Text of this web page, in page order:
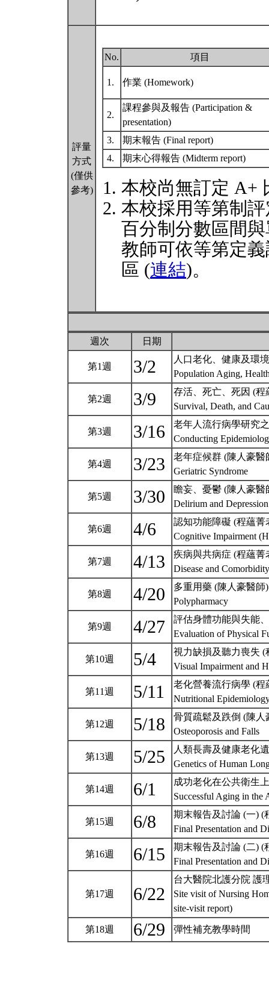
評量
方式
(僅供
參考)
No. 項目
1. 作業 (Homework)
2.
課程參與及報告 (Participation &
presentation)
3.
期末報告 (Final report)
4.
期末心得報告 (Midterm report)
本校尚無訂定 A+
本校採用等第制
百分制分數區間
教師可依等第定
區 (連結)。
週次 日期
第1週 3/2
人口老化、健康及環
Population Aging,
第2週 3/9
存活、死亡、死因 (程
Survival, Death, and
第3週 3/16
老年人流行病學研究
Conducting
第4週 3/23
老年症候群 (陳人豪醫
Geriatric Syndrome
第5週 3/30
瞻妄、憂鬱 (陳人豪醫
Delirium and
第6週 4/6
認知功能障礙 (程蘊菁
Cognitive Impairment
第7週 4/13
疾病與共病症 (程蘊菁
Disease and
第8週 4/20
多重用藥 (陳人豪醫師)
Polypharmacy
第9週 4/27
評估身體功能與失能
Evaluation of Physical
第10週 5/4
視力缺損及聽力喪失 (
Visual Impairment and
第11週 5/11
老化營養流行病學 (程
Nutritional
第12週 5/18
骨質疏鬆及跌倒 (陳人
Osteoporosis and Falls
第13週 5/25
人類長壽及健康老化
Genetics of Human
第14週 6/1
成功老化在公共衛生
Successful Aging in
第15週 6/8
期末報告及討論 (一) (
Final Presentation and
第16週 6/15
期末報告及討論 (二) (
Final Presentation and
第17週 6/22
台大醫院北護分院 護
Site visit of Nursing
site-visit report)
第18週 6/29 彈性補充教學時間